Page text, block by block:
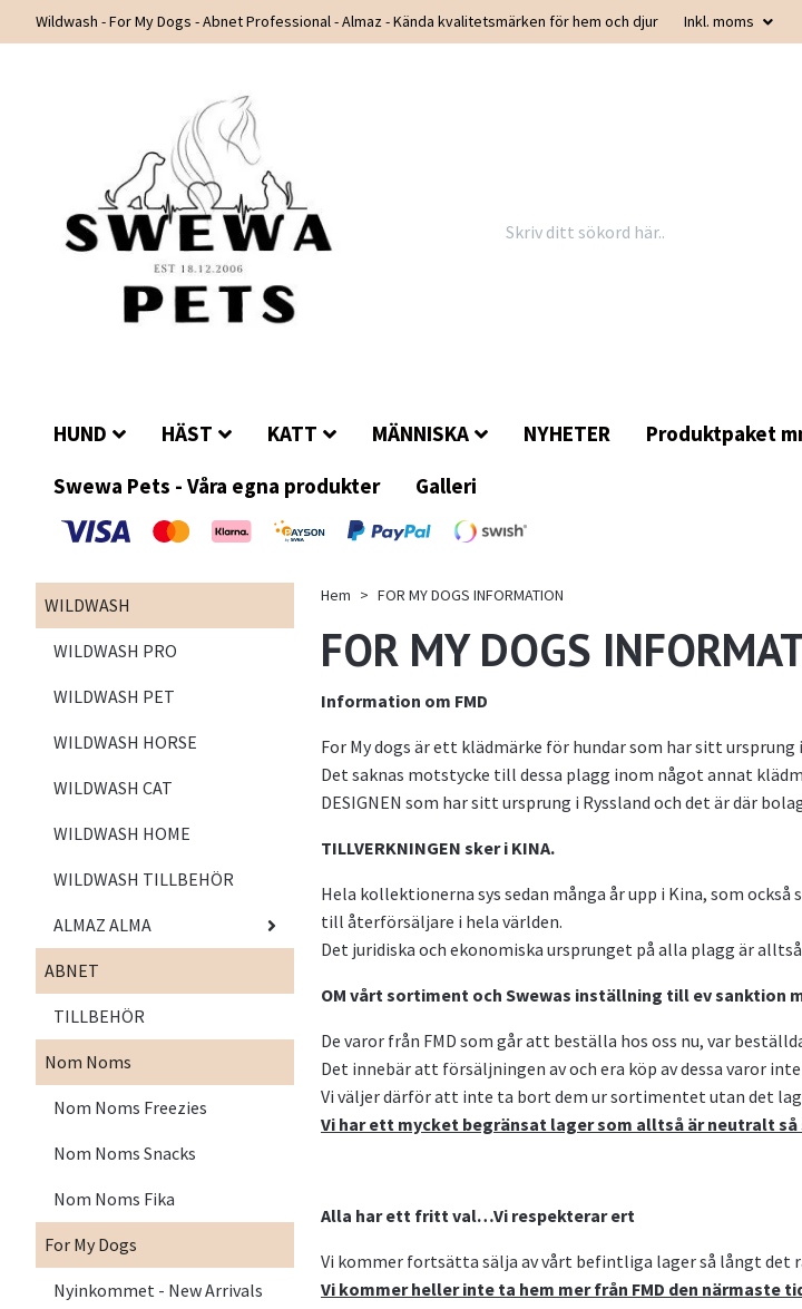
Wildwash - For My Dogs - Abnet Professional - Almaz - Kända kvalitetsmärken för hem och djur Inkl. moms
HUND HÄST KATT MÄNNISKA NYHETER Produktpaket
Swewa Pets - Våra egna produkter
Galleri
WILDWASH
WILDWASH PRO
WILDWASH PET
WILDWASH HORSE
WILDWASH CAT
WILDWASH HOME
WILDWASH TILLBEHÖR
ALMAZ ALMA
ABNET
TILLBEHÖR
Nom Noms
Nom Noms Freezies
Nom Noms Snacks
Nom Noms Fika
For My Dogs
Nyinkommet - New Arrivals
Hem FOR MY DOGS INFORMATION
FOR MY DOGS
Information om FMD
For My dogs är ett klädmärke för hundar som har sitt
Det saknas motstycke till dessa plagg inom något annat
DESIGNEN som har sitt ursprung i Ryssland och det är där
TILLVERKNINGEN sker i KINA.
Hela kollektionerna sys sedan många år upp i Kina, som
till återförsäljare i hela världen.
Det juridiska och ekonomiska ursprunget på alla plagg är
OM vårt sortiment och Swewas inställning till ev sanktion
De varor från FMD som går att beställa hos oss nu, var
Det innebär att försäljningen av och era köp av dessa varor
Vi väljer därför att inte ta bort dem ur sortimentet utan det
Vi har ett mycket begränsat lager som alltså är neutralt
Alla har ett fritt val…Vi respekterar ert
Vi kommer fortsätta sälja av vårt befintliga lager så långt
Vi kommer heller inte ta hem mer från FMD den